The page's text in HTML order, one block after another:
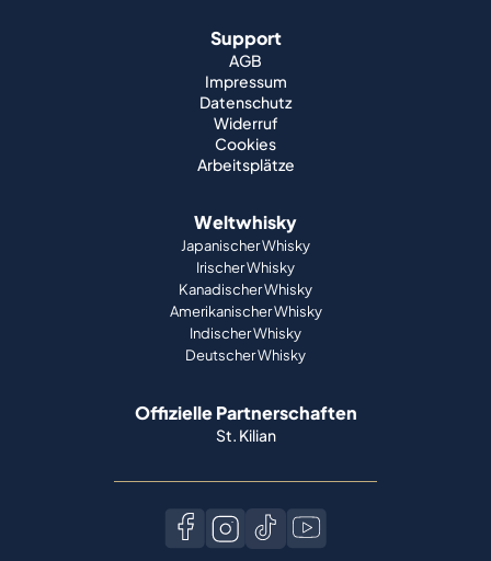
Support
AGB
Impressum
Datenschutz
Widerruf
Cookies
Arbeitsplätze
Weltwhisky
Japanischer Whisky
Irischer Whisky
Kanadischer Whisky
Amerikanischer Whisky
Indischer Whisky
Deutscher Whisky
Offizielle Partnerschaften
St. Kilian